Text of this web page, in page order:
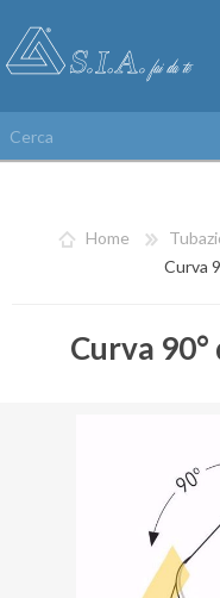
REGISTRATI
Home
Curva
Curva